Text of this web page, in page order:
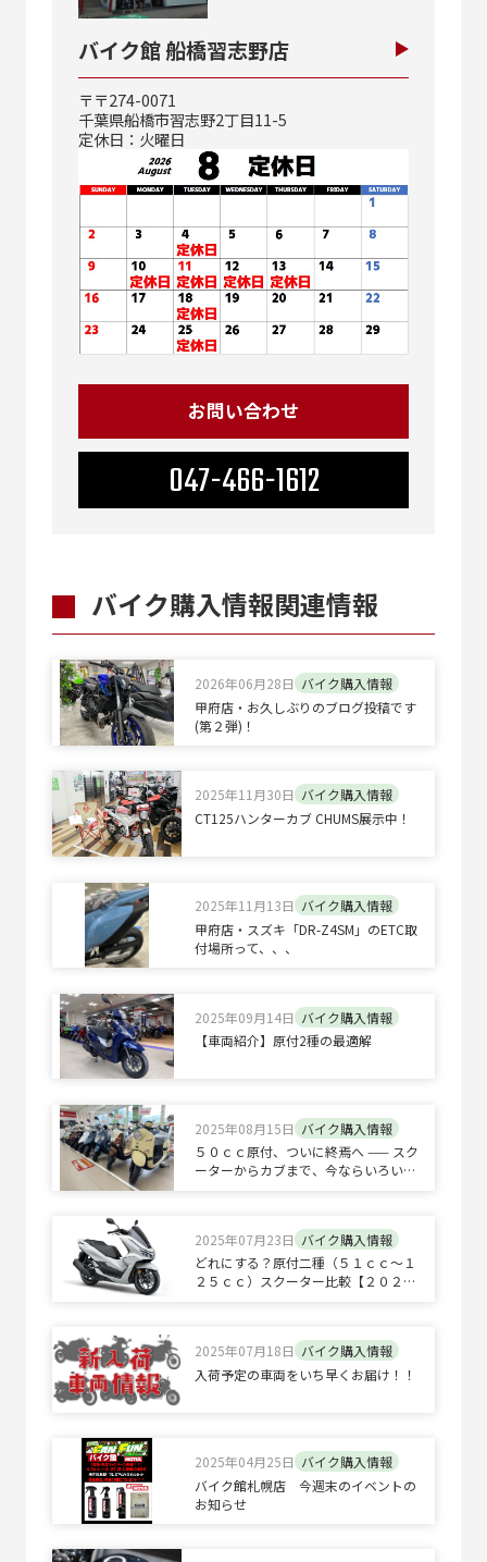
バイク館 船橋習志野店
〒〒274-0071
千葉県船橋市習志野2丁目11-5
定休日：火曜日
お問い合わせ
047-466-1612
バイク購入情報関連情報
2026年06月28日 バイク購入情報
甲府店・お久しぶりのブログ投稿です
(第２弾)！
2025年11月30日 バイク購入情報
CT125ハンターカブ CHUMS展示中！
2025年11月13日 バイク購入情報
甲府店・スズキ「DR-Z4SM」のETC取
付場所って、、、
2025年09月14日 バイク購入情報
【車両紹介】原付2種の最適解
2025年08月15日 バイク購入情報
５０ｃｃ原付、ついに終焉へ —— スク
ーターからカブまで、今ならいろいろ
2025年07月23日 バイク購入情報
どれにする？原付二種（５１ｃｃ～１
２５ｃｃ）スクーター比較【２０２５
2025年07月18日 バイク購入情報
入荷予定の車両をいち早くお届け！！
2025年04月25日 バイク購入情報
バイク館札幌店 今週末のイベントの
お知らせ